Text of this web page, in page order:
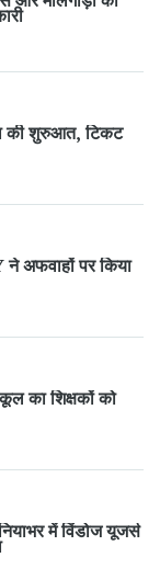
की शुरुआत, टिकट
अफवाहों पर किया
का शिक्षकों को
में विंडोज यूजर्स